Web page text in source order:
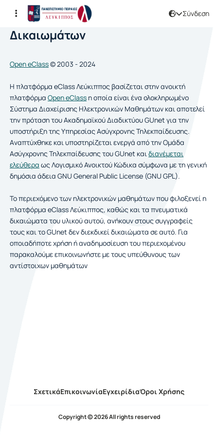
Σύνδεση
Πληροφορίες Πνευματικών
Δικαιωμάτων
Open eClass© 2003 - 2024
Η πλατφόρμα eClass Λεύκιππος βασίζεται στην ανοικτή
πλατφόρμα Open eClass η οποία είναι ένα ολοκληρωμένο
Σύστημα Διαχείρισης Ηλεκτρονικών Μαθημάτων και αποτελεί
την πρόταση του Ακαδημαϊκού Διαδικτύου GUnet για την
υποστήριξη της Υπηρεσίας Ασύγχρονης Τηλεκπαίδευσης.
Aναπτύχθηκε και υποστηρίζεται ενεργά από την Ομάδα
Ασύγχρονης Τηλεκπαίδευσης του GUnet καιδιανέμεται
ελεύθερα ως Λογισμικό Ανοικτού Κώδικα σύμφωνα με τη γενική
δημόσια άδεια GNU General Public License (GNU GPL).
Το περιεχόμενο των ηλεκτρονικών μαθημάτων που φιλοξενεί η
πλατφόρμα eClass Λεύκιππος, καθώς και τα πνευματικά
δικαιώματα του υλικού αυτού, ανήκουν στους συγγραφείς
τους και το GUnet δεν διεκδικεί δικαιώματα σε αυτό. Για
οποιαδήποτε χρήση ή αναδημοσίευση του περιεχομένου
παρακαλούμε επικοινωνήστε με τους υπεύθυνους των
αντίστοιχων μαθημάτων
ΣχετικάΕπικοινωνίαΕγχειρίδιαΌροι Χρήσης
Copyright © 2026 All rights reserved